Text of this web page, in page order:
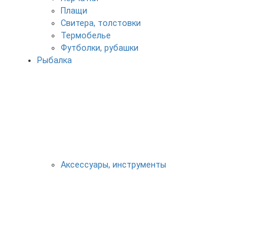
Плащи
Свитера, толстовки
Термобелье
Футболки, рубашки
Рыбалка
Аксессуары, инструменты